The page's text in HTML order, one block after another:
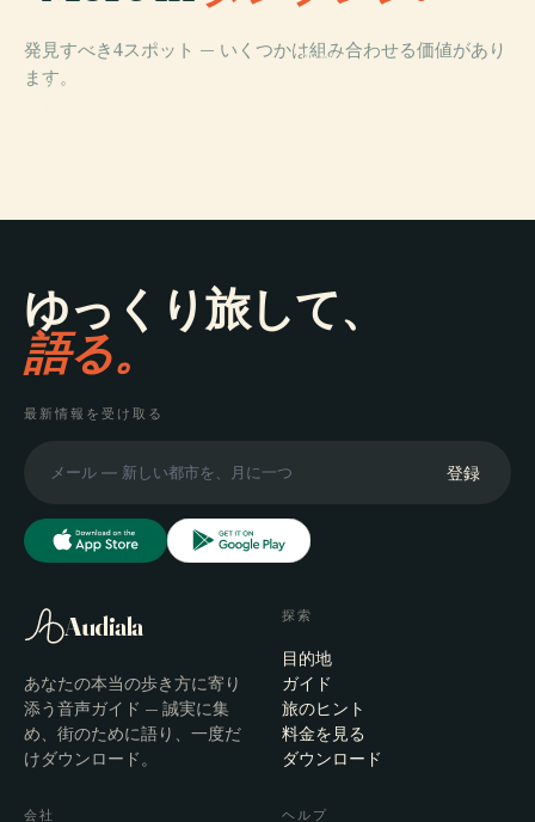
発見すべき4スポット — いくつかは組み合わせる価値があり
ます。PLACE
PLACE
PLACE
ゆっくり旅して、
語る。
最新情報を受け取る
登録
Audiala
あなたの本当の歩き方に寄り
添う音声ガイド — 誠実に集
め、街のために語り、一度だ
けダウンロード。
探索
目的地
ガイド
旅のヒント
料金を見る
ダウンロード
会社 ヘルプ